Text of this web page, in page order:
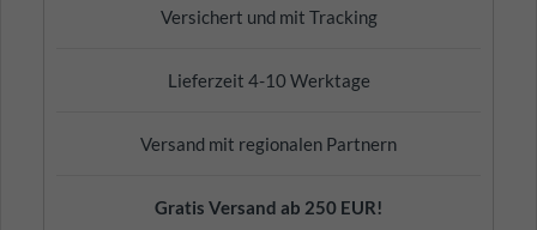
Versichert und mit Tracking
Lieferzeit 4-10 Werktage
Versand mit regionalen Partnern
Gratis Versand ab 250 EUR!